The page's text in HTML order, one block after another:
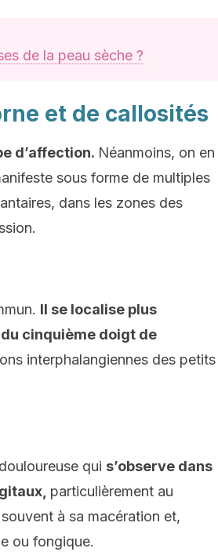
de la peau sèche ?
et de callosités
d’affection. Néanmoins, on en
sous forme de multiples
dans les zones des
Il se localise plus
cinquième doigt de
interphalangiennes des petits
qui s’observe dans
particulièrement au
à sa macération et,
ou fongique.